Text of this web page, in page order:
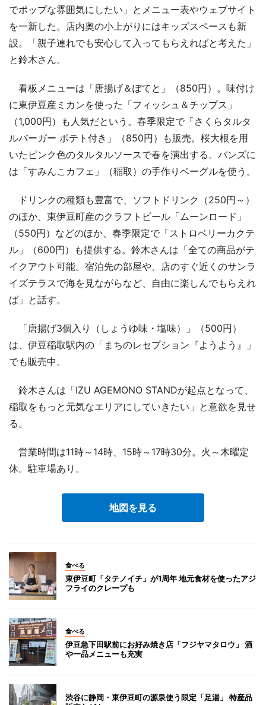
でポップな雰囲気にしたい」とメニュー表やウェブサイト
を一新した。店内奥の小上がりにはキッズスペースも新
設。「親子連れでも安心して入ってもらえればと考えた」
と鈴木さん。
看板メニューは「唐揚げ＆ぽてと」（850円）。味付け
に東伊豆産ミカンを使った「フィッシュ＆チップス」
（1,000円）も人気だという。春季限定で「さくらタルタ
ルバーガー ポテト付き」（850円）も販売。桜大根を用
いたピンク色のタルタルソースで春を演出する。バンズに
は「すみんこカフェ」（稲取）の手作りベーグルを使う。
ドリンクの種類も豊富で、ソフトドリンク（250円～）
のほか、東伊豆町産のクラフトビール「ムーンロード」
（550円）などのほか、春季限定で「ストロベリーカクテ
ル」（600円）も提供する。鈴木さんは「全ての商品がテ
イクアウト可能。宿泊先の部屋や、店のすぐ近くのサンラ
イズテラスで海を見ながらなど、自由に楽しんでもらえれ
ば」と話す。
「唐揚げ3個入り（しょうゆ味・塩味）」（500円）
は、伊豆稲取駅内の「まちのレセプション『ようよう』」
でも販売中。
鈴木さんは「IZU AGEMONO STANDが起点となって、
稲取をもっと元気なエリアにしていきたい」と意欲を見せ
る。
営業時間は11時～14時、15時～17時30分。火～木曜定
休。駐車場あり。
地図を見る
食べる
東伊豆町「タテノイチ」が1周年 地元食材を使ったアジ
フライのクレープも
食べる
伊豆急下田駅前にお好み焼き店「フジヤマタロウ」 酒
や一品メニューも充実
渋谷に静岡・東伊豆町の源泉使う限定「足湯」 特産品